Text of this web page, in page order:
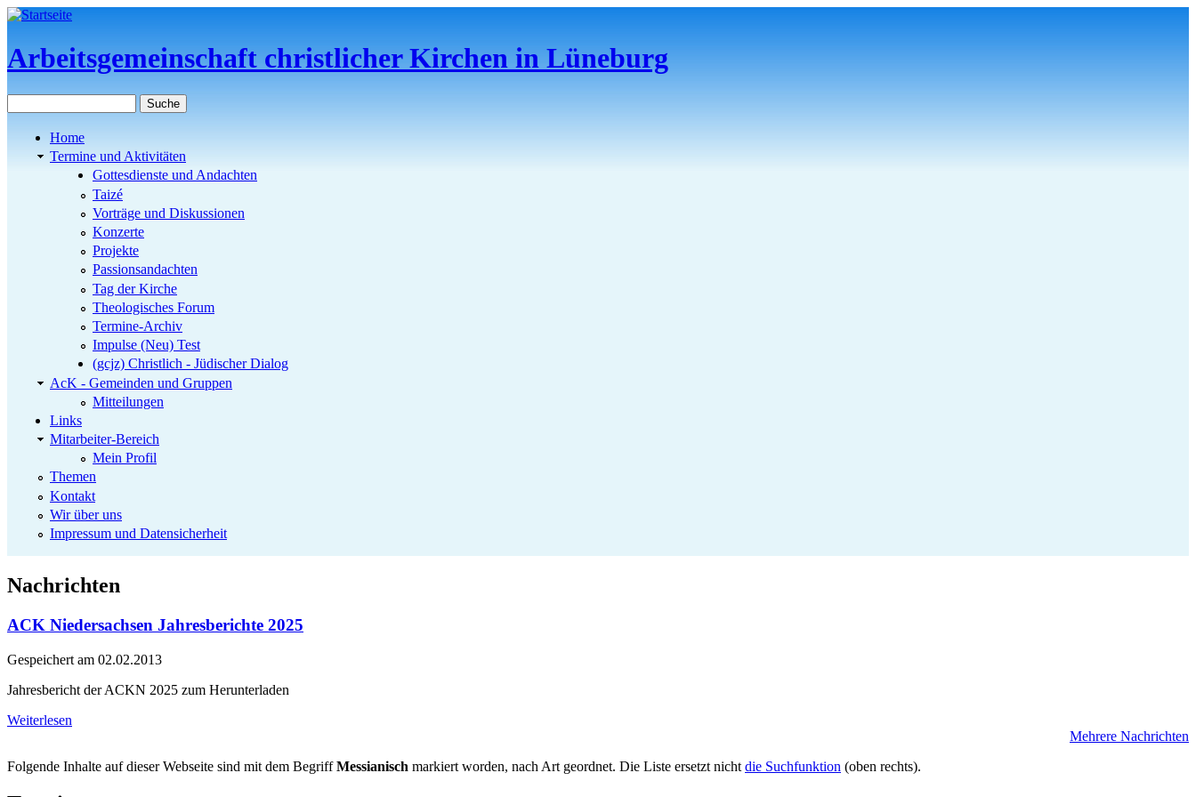
Direkt zum Inhalt
Arbeitsgemeinschaft christlicher Kirchen in Lüneburg
Home
Termine und Aktivitäten
Gottesdienste und Andachten
Taizé
Vorträge und Diskussionen
Konzerte
Projekte
Passionsandachten
Tag der Kirche
Theologisches Forum
Termine-Archiv
Impulse (Neu) Test
(gcjz) Christlich - Jüdischer Dialog
AcK - Gemeinden und Gruppen
Mitteilungen
Links
Mitarbeiter-Bereich
Mein Profil
Themen
Kontakt
Wir über uns
Impressum und Datensicherheit
Nachrichten
ACK Niedersachsen Jahresberichte 2025
Gespeichert am 02.02.2013
Jahresbericht der ACKN 2025 zum Herunterladen
Weiterlesen
Mehrere Nachrichten
Folgende Inhalte auf dieser Webseite sind mit dem BegriffMessianisch markiert worden, nach Art geordnet. Die Liste ersetzt nicht die Suchfunktion (oben rechts).